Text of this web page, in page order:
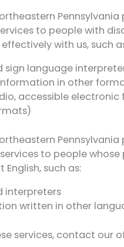
Pennsylvania
to people with
with us, such
sign language
in other
accessible electronic
Pennsylvania
to people
such as:
interpreters
written in other
services, contact our